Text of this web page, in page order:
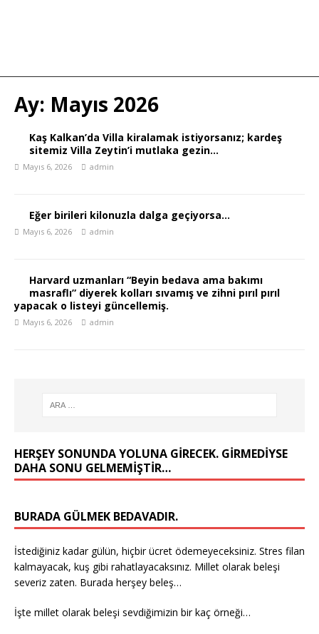
Ay: Mayıs 2026
Kaş Kalkan’da Villa kiralamak istiyorsanız; kardeş
sitemiz Villa Zeytin’i mutlaka gezin…
Mayıs 6, 2026 admin
Eğer birileri kilonuzla dalga geçiyorsa…
Mayıs 6, 2026 admin
Harvard uzmanları “Beyin bedava ama bakımı
masraflı” diyerek kolları sıvamış ve zihni pırıl pırıl
yapacak o listeyi güncellemiş.
Mayıs 6, 2026 admin
HERŞEY SONUNDA YOLUNA GIRECEK. GIRMEDIYSE
DAHA SONU GELMEMIŞTIR…
BURADA GÜLMEK BEDAVADIR.
İstediğiniz kadar gülün, hiçbir ücret ödemeyeceksiniz. Stres filan
kalmayacak, kuş gibi rahatlayacaksınız. Millet olarak beleşi
severiz zaten. Burada herşey beleş…
İşte millet olarak beleşi sevdiğimizin bir kaç örneği…